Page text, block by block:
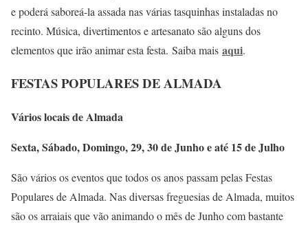
e poderá saboreá-la assada nas várias tasquinhas instaladas no
recinto. Música, divertimentos e artesanato são alguns dos
elementos que irão animar esta festa. Saiba mais aqui.
FESTAS POPULARES DE ALMADA
Vários locais de Almada
Sexta, Sábado, Domingo, 29, 30 de Junho e até 15 de Julho
São vários os eventos que todos os anos passam pelas Festas
Populares de Almada. Nas diversas freguesias de Almada, muitos
são os arraiais que vão animando o mês de Junho com bastante